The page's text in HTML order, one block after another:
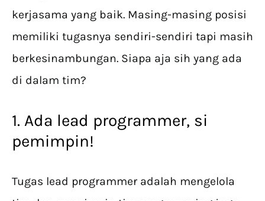
kerjasama yang baik. Masing-masing posisi
memiliki tugasnya sendiri-sendiri tapi masih
berkesinambungan. Siapa aja sih yang ada
di dalam tim?
1. Ada lead programmer, si
pemimpin!
Tugas lead programmer adalah mengelola